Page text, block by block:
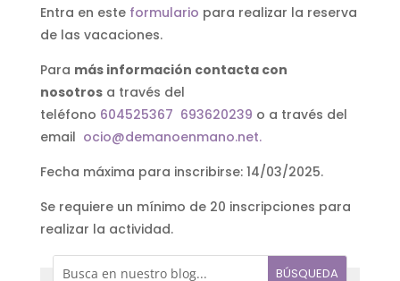
Entra en este formulario para realizar la reserva
de las vacaciones.
Para más información contacta con
nosotrosa través del
teléfono 604525367 693620239 o a través del
email ocio@demanoenmano.net.
Fecha máxima para inscribirse: 14/03/2025.
Se requiere un mínimo de 20 inscripciones para
realizar la actividad.